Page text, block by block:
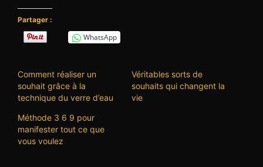
Partager :
WhatsApp
Comment réaliser un
souhait grâce à la
technique du verre d’eau
Véritables sorts de
souhaits qui changent la
vie
Méthode 3 6 9 pour
manifester tout ce que
vous voulez